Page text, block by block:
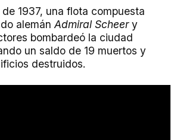
de 1937, una flota compuesta
alemán Admiral Scheer y
bombardeó la ciudad
un saldo de 19 muertos y
destruidos.